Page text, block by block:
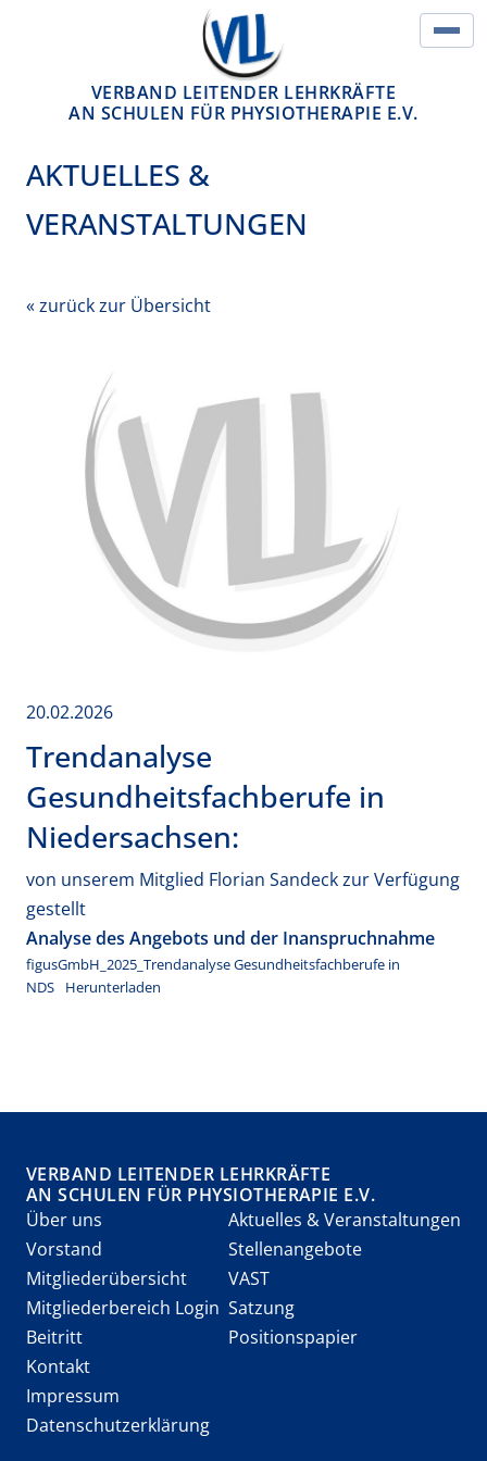
VERBAND LEITENDER LEHRKRÄFTE
AN SCHULEN FÜR PHYSIOTHERAPIE E.V.
AKTUELLES &
VERANSTALTUNGEN
« zurück zur Übersicht
20.02.2026
Trendanalyse
Gesundheitsfachberufe in
Niedersachsen:
von unserem Mitglied Florian Sandeck zur Verfügung
gestellt
Analyse des Angebots und der Inanspruchnahme
figusGmbH_2025_Trendanalyse Gesundheitsfachberufe in
NDS
Herunterladen
VERBAND LEITENDER LEHRKRÄFTE
AN SCHULEN FÜR PHYSIOTHERAPIE E.V.
Über uns
Vorstand
Mitgliederübersicht
Mitgliederbereich Login
Beitritt
Aktuelles & Veranstaltungen
Stellenangebote
VAST
Satzung
Positionspapier
Kontakt
Impressum
Datenschutzerklärung